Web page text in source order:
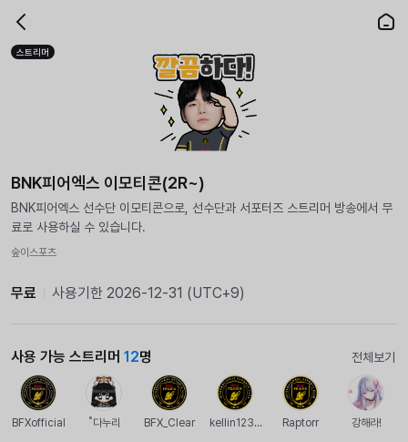
스트리머
BNK피어엑스 이모티콘(2R~)
BNK피어엑스 선수단 이모티콘으로, 선수단과 서포터즈 스트리머 방송에서 무
료로 사용하실 수 있습니다.
숲이스포츠
무료 사용기한 2026-12-31 (UTC+9)
사용 가능 스트리머 12명 전체보기
BFXofficial ˚다누리 BFX_Clear
kellin1234
Raptorr 강해라!